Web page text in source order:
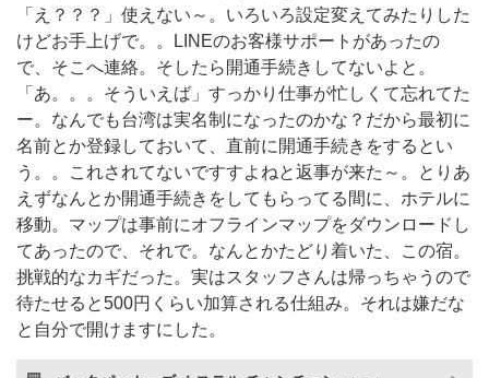
「え？？？」使えない～。いろいろ設定変えてみたりした
けどお手上げで。。LINEのお客様サポートがあったの
で、そこへ連絡。そしたら開通手続きしてないよと。
「あ。。。そういえば」すっかり仕事が忙しくて忘れてた
ー。なんでも台湾は実名制になったのかな？だから最初に
名前とか登録しておいて、直前に開通手続きをするとい
う。。これされてないですすよねと返事が来た～。とりあ
えずなんとか開通手続きをしてもらってる間に、ホテルに
移動。マップは事前にオフラインマップをダウンロードし
てあったので、それで。なんとかたどり着いた、この宿。
挑戦的なカギだった。実はスタッフさんは帰っちゃうので
待たせると500円くらい加算される仕組み。それは嫌だな
と自分で開けますにした。